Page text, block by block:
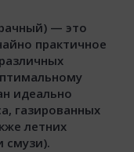
— это
практичное
идеально
газированных
летних
смузи).